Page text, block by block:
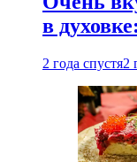
в
2 года спустя2